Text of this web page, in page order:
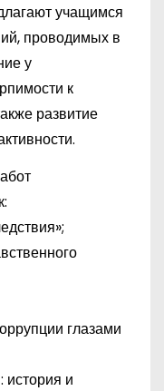
учащимся
проводимых в
у
к
развитие
глазами
история и